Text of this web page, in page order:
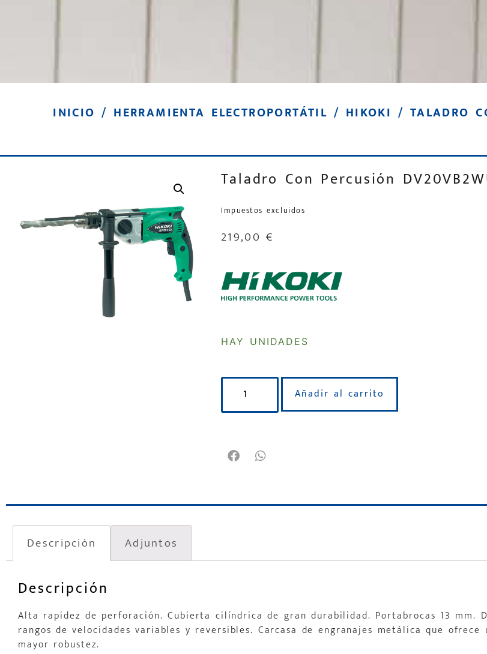
INICIO / HERRAMIENTA ELECTROPORTÁTIL / HIKOKI / TALADRO
Taladro Con Percusión
Impuestos excluidos
219,00€
HAY UNIDADES
Añadir al carrito
Descripción Adjuntos
Descripción
Alta rapidez de perforación. Cubierta cilíndrica de gran durabilidad. Portabrocas 13 mm.
rangos de velocidades variables y reversibles. Carcasa de engranajes metálica que ofrece
mayor robustez.